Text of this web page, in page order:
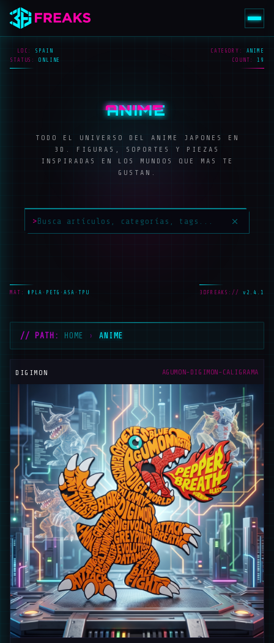
LOC:
SPAIN
STATUS:
ONLINE
CATEGORY:
ANIME
COUNT:
19
MAT: #PLA·PETG·ASA·TPU 3DFREAKS:// v2.4.1
ANIME
TODO EL UNIVERSO DEL ANIME JAPONES EN
3D. FIGURAS, SOPORTES Y PIEZAS
INSPIRADAS EN LOS MUNDOS QUE MAS TE
GUSTAN.
>
// PATH: HOME › ANIME
DIGIMON AGUMON-DIGIMON-CALIGRAMA